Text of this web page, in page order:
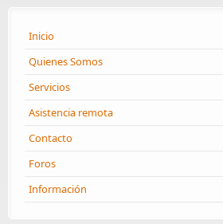
Inicio
Quienes Somos
Servicios
Asistencia remota
Contacto
Foros
Información